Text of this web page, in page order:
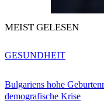
MEIST GELESEN
Bulgariens hohe
demografische Krise
GESUNDHEIT